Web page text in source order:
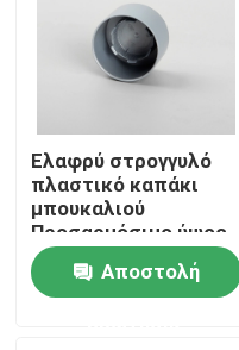
Αρχική Σελίδα
Προϊόντα
Ελαφρύ στρογγυλό
πλαστικό καπάκι
μπουκαλιού
Προσαρμόσιμο ύψος
και συμβατότητα
Αποστολή